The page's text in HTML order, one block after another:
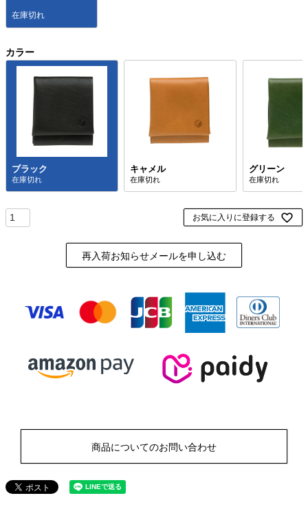
在庫切れ
カラー
ブラック キャメル グリーン
お気に入りに登録する
再入荷お知らせメールを申し込む
商品についてのお問い合わせ